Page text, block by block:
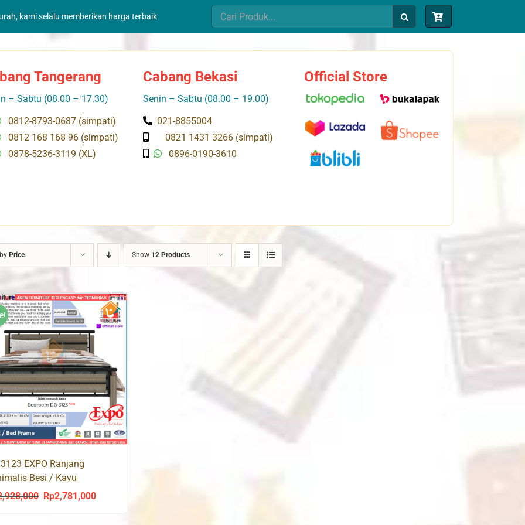
kami selalu memberikan harga terbaik
Search
for:
Tangerang
– Sabtu (08.00 – 17.30)
0812-8793-0687 (simpati)
0812 168 168 96 (simpati)
0878-5236-3119 (XL)
Cabang Bekasi
Senin – Sabtu (08.00 – 19.00)
021-8855004
0821 1431 3266 (simpati)
0896-0190-3610
Official Store
Price Show 12 Products
EXPO Ranjang
Besi / Kayu
Original
Rp2,781,000Current